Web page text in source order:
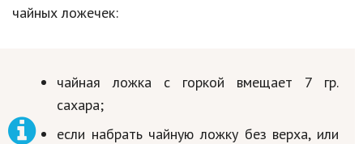
чайных ложечек:
чайная ложка с горкой вмещает 7 гр.
сахара;
если набрать чайную ложку без верха, или